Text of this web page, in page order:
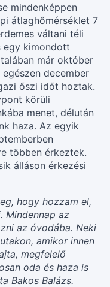
mindenképpen
átlaghőmérséklet 7
váltani téli
egy kimondott
már október
december
őszi időt hoztak.
körüli
menet, délután
haza. Az egyik
többen érkeztek.
álláson érkezési
hogy hozzam el,
Mindennap az
az óvodába. Neki
amikor innen
megfelelő
oda és haza is
Bakos Balázs.